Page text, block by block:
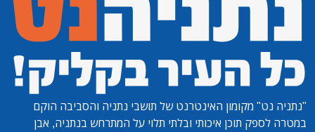
"נתניה נט" מקומון האינטרנט של תושבי נתניה והסביבה הוקם
במטרה לספק תוכן איכותי ובלתי תלוי על המתרחש בנתניה, אבן